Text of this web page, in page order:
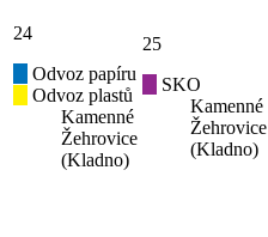
24
Odvoz papíru
Odvoz plastů
Kamenné
Žehrovice
(Kladno)
25
SKO
Kamenné
Žehrovice
(Kladno)